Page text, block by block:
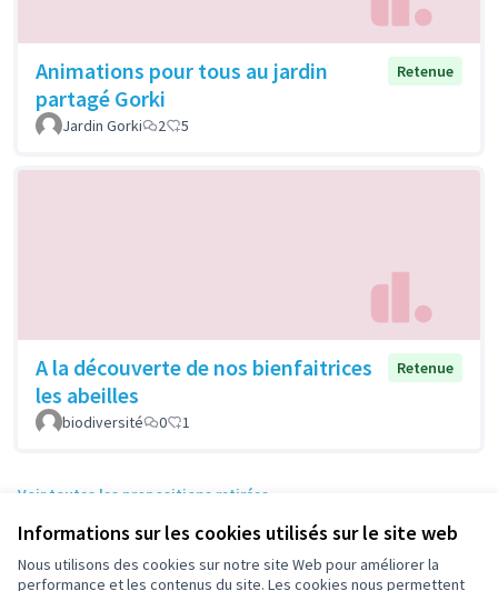
Informations sur les cookies utilisés sur le site web
Nous utilisons des cookies sur notre site Web pour améliorer la
performance et les contenus du site. Les cookies nous permettent
Animations pour tous au jardin
partagé Gorki
Retenue
Jardin Gorki 2 5
A la découverte de nos bienfaitrices
les abeilles
Retenue
biodiversité 0 1
Voir toutes les propositions retirées
Conditions d'utilisation